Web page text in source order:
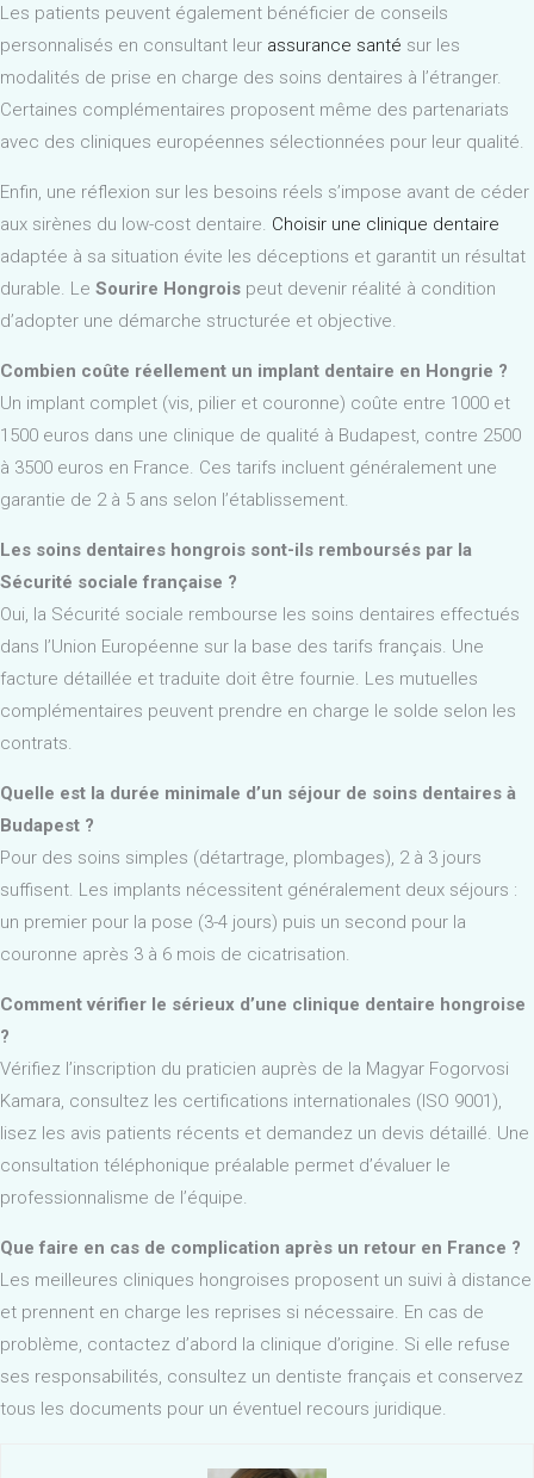
Les patients peuvent également bénéficier de conseils
personnalisés en consultant leur assurance santé sur les
modalités de prise en charge des soins dentaires à l’étranger.
Certaines complémentaires proposent même des partenariats
avec des cliniques européennes sélectionnées pour leur qualité.
Enfin, une réflexion sur les besoins réels s’impose avant de céder
aux sirènes du low-cost dentaire. Choisir une clinique dentaire
adaptée à sa situation évite les déceptions et garantit un résultat
durable. Le Sourire Hongrois peut devenir réalité à condition
d’adopter une démarche structurée et objective.
Combien coûte réellement un implant dentaire en Hongrie ?
Un implant complet (vis, pilier et couronne) coûte entre 1000 et
1500 euros dans une clinique de qualité à Budapest, contre 2500
à 3500 euros en France. Ces tarifs incluent généralement une
garantie de 2 à 5 ans selon l’établissement.
Les soins dentaires hongrois sont-ils remboursés par la
Sécurité sociale française ?
Oui, la Sécurité sociale rembourse les soins dentaires effectués
dans l’Union Européenne sur la base des tarifs français. Une
facture détaillée et traduite doit être fournie. Les mutuelles
complémentaires peuvent prendre en charge le solde selon les
contrats.
Quelle est la durée minimale d’un séjour de soins dentaires à
Budapest ?
Pour des soins simples (détartrage, plombages), 2 à 3 jours
suffisent. Les implants nécessitent généralement deux séjours :
un premier pour la pose (3-4 jours) puis un second pour la
couronne après 3 à 6 mois de cicatrisation.
Comment vérifier le sérieux d’une clinique dentaire hongroise
?
Vérifiez l’inscription du praticien auprès de la Magyar Fogorvosi
Kamara, consultez les certifications internationales (ISO 9001),
lisez les avis patients récents et demandez un devis détaillé. Une
consultation téléphonique préalable permet d’évaluer le
professionnalisme de l’équipe.
Que faire en cas de complication après un retour en France ?
Les meilleures cliniques hongroises proposent un suivi à distance
et prennent en charge les reprises si nécessaire. En cas de
problème, contactez d’abord la clinique d’origine. Si elle refuse
ses responsabilités, consultez un dentiste français et conservez
tous les documents pour un éventuel recours juridique.